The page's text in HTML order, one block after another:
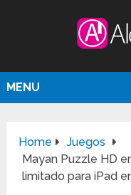
MENU
Home
Juegos
Mayan Puzzle HD
limitado para iPad